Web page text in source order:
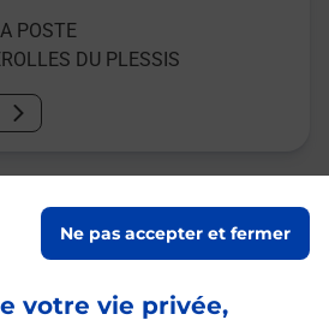
votre vie privée,
Ne pas accepter et fermer
POSTE
DU PLESSIS